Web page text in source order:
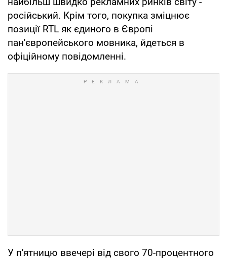
російський. Крім того, покупка зміцнює
позиції RTL як єдиного в Європі
пан'європейського мовника, йдеться в
офіційному повідомленні.
У п'ятницю ввечері від свого 70-процентного